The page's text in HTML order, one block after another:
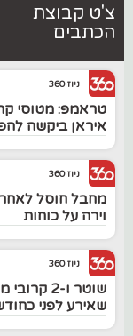
צ'ט קבוצת
הכתבים
ניוז 360
טראמפ: מטוסי
איראן ביקשה
ניוז 360
מחבל חוסל
וירה על כוחות
ניוז 360
שוטר ו-2
שאירע לפני